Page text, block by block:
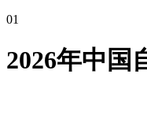
01
2026年中国